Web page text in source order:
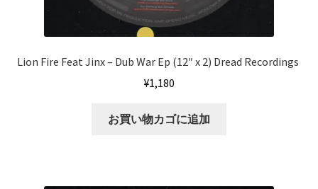
Lion Fire Feat Jinx – Dub War Ep (12″ x 2) Dread Recordings ‎
¥1,180
お買い物カゴに追加